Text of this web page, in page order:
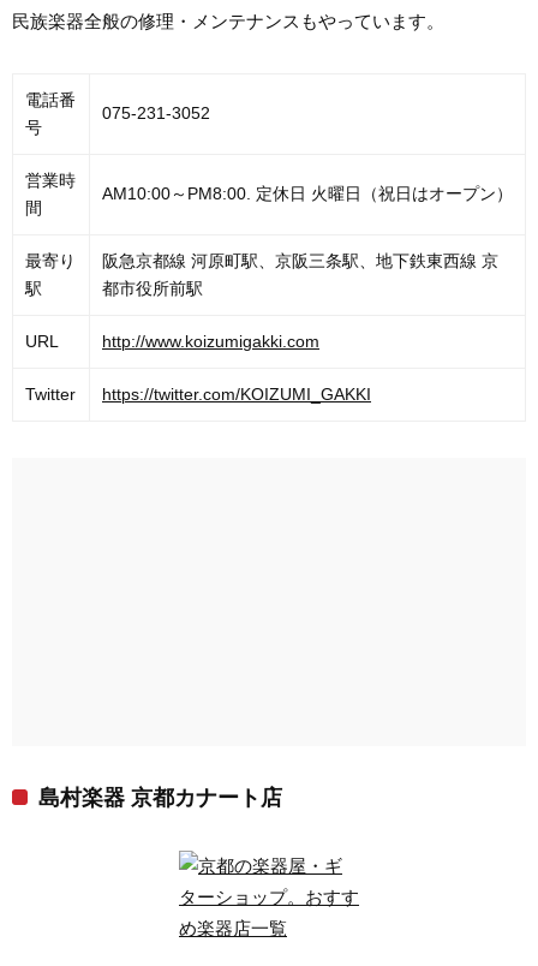
民族楽器全般の修理・メンテナンスもやっています。
電話番
号
075-231-3052
営業時
間
AM10:00～PM8:00. 定休日 火曜日（祝日はオープン）
最寄り
駅
阪急京都線 河原町駅、京阪三条駅、地下鉄東西線 京
都市役所前駅
URL http://www.koizumigakki.com
Twitter https://twitter.com/KOIZUMI_GAKKI
島村楽器 京都カナート店